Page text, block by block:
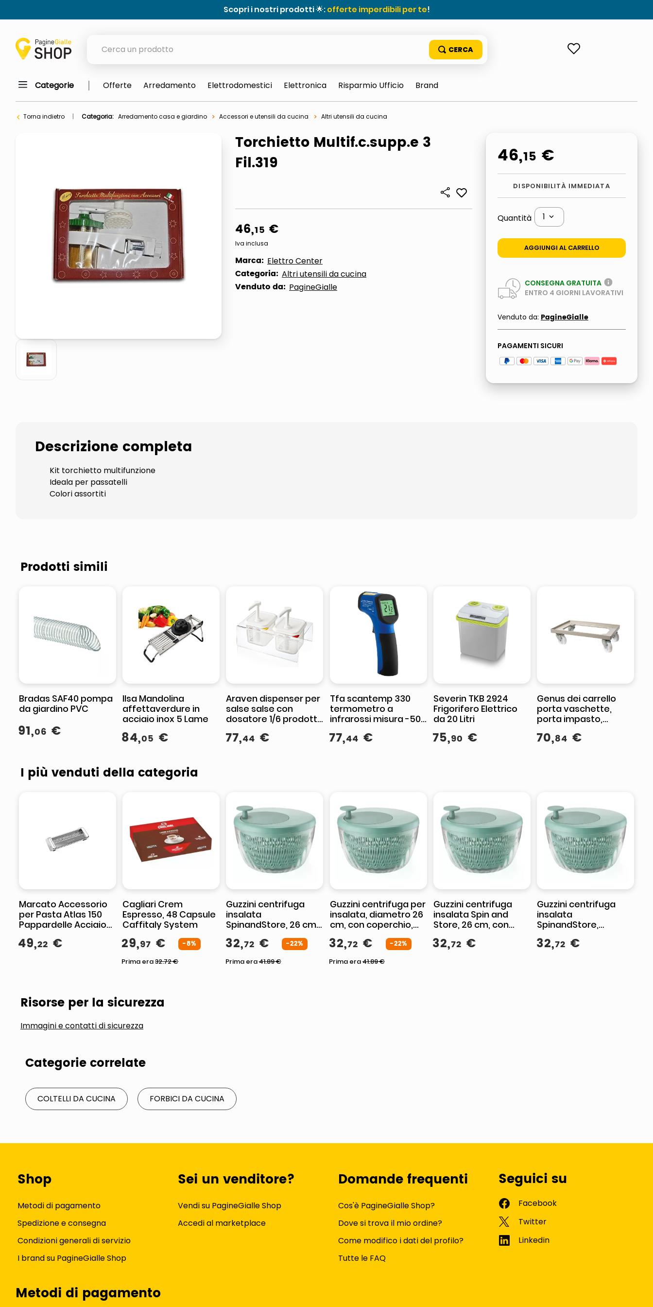
Scopri i nostri prodotti 🌟:offerte imperdibili per te!
meme
lucidatrice pavimenti
elenco telefonico
pattumiera raccolta differenziata
asciuga capelli spazzola
Categorie Offerte Arredamento Elettrodomestici Elettronica Risparmio Ufficio Brand
Torna indietro Categoria: Arredamento casa e giardino Accessori e utensili da cucina Altri utensili da cucina
Torchietto Multif.c.supp.e 3
Fil.319
46,15 €
Iva inclusa
Marca: Elettro Center
Categoria: Altri utensili da cucina
Venduto da: PagineGialle
46,15 €
DISPONIBILITÀ IMMEDIATA
Quantità 1
AGGIUNGI AL CARRELLO
CONSEGNA GRATUITA
ENTRO 4 GIORNI LAVORATIVI
Venduto da: PagineGialle
PAGAMENTI SICURI
Descrizione completa
Kit torchietto multifunzione
Ideala per passatelli
Colori assortiti
Prodotti simili
Bradas SAF40 pompa
da giardino PVC
91,06 €
Ilsa Mandolina
affettaverdure in
acciaio inox 5 Lame
84,05 €
Araven dispenser per
salse salse con
dosatore 1/6 prodotto
77,44 €
Tfa scantemp 330
termometro a
infrarossi misura -50°
haccp
77,44 €
Severin TKB 2924
Frigorifero Elettrico
da 20 Litri
75,90 €
Genus dei carrello
porta vaschette,
porta impasto,
70,84 €
I più venduti della categoria
Marcato Accessorio
per Pasta Atlas 150
Pappardelle Acciaio
Cromato
49,22 €
Cagliari Crem
Espresso, 48 Capsule
Caffitaly System
29,97 € -8%
Prima era32.72€
Guzzini centrifuga
insalata
SpinandStore, 26 cm,
5 litri, con coperchio,
colore malva
32,72 € -22%
Prima era41.89€
Guzzini centrifuga per
insalata, diametro 26
cm, con coperchio,
materiale PP SAN PE,
colore argilla scuro
32,72 € -22%
Prima era41.89€
Guzzini centrifuga
insalata Spin and
Store, 26 cm, con
coperchio, verde
avocado, PP SAN PE
32,72 €
Guzzini centrifuga
insalata
SpinandStore,
diametro 26 cm, con
coperchio,
32,72 €
Risorse per la sicurezza
Immagini e contatti di sicurezza
Categorie correlate
COLTELLI DA CUCINA FORBICI DA CUCINA
Shop
Metodi di pagamento
Spedizione e consegna
Condizioni generali di servizio
I brand su PagineGialle Shop
Sei un venditore?
Vendi su PagineGialle Shop
Accedi al marketplace
Domande frequenti
Cos'è PagineGialle Shop?
Dove si trova il mio ordine?
Come modifico i dati del profilo?
Tutte le FAQ
Seguici su
Metodi di pagamento